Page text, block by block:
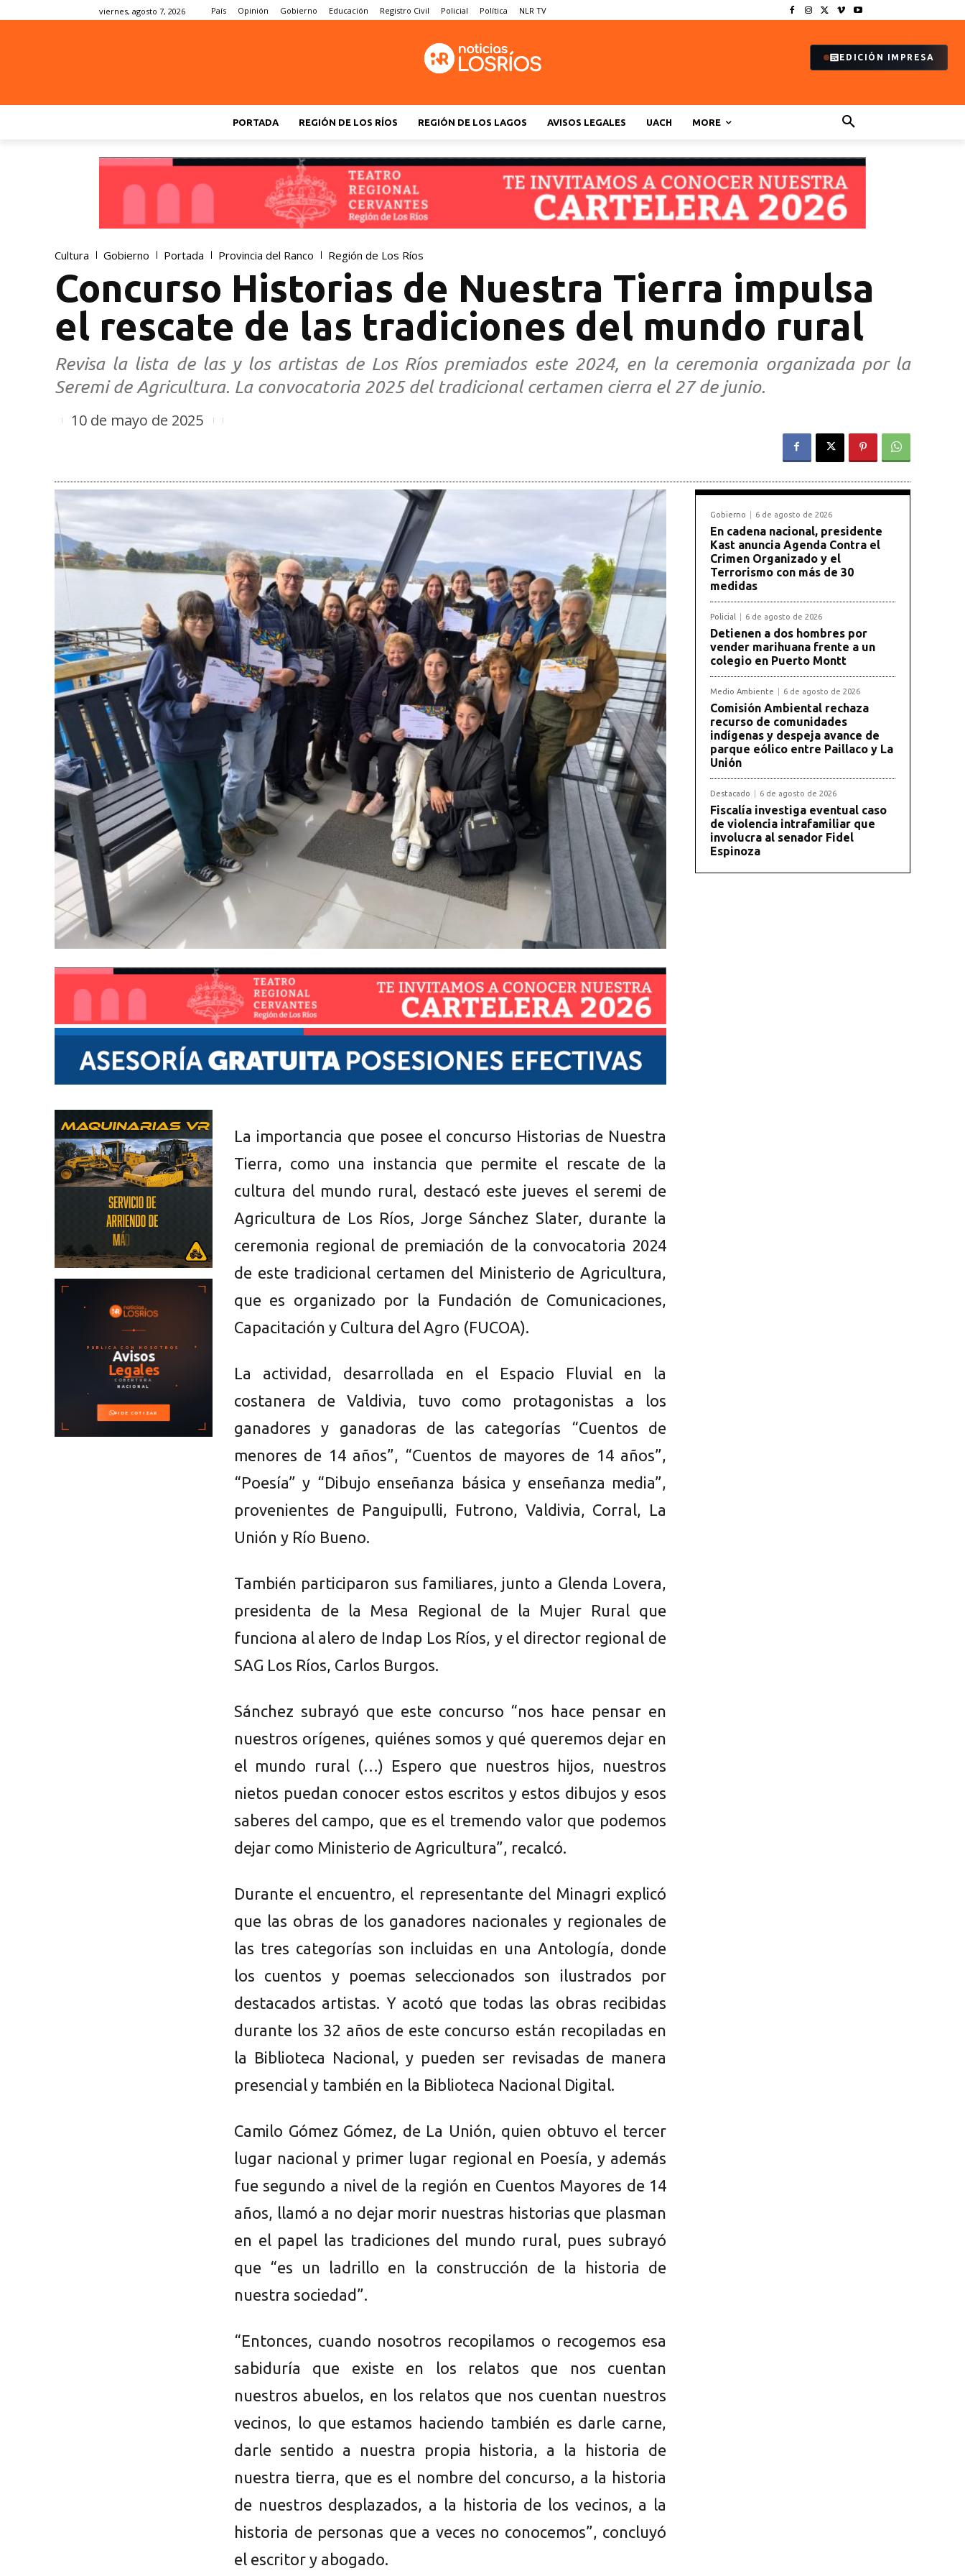
viernes, agosto 7, 2026 País Opinión Gobierno Educación Registro Civil Policial Política NLR TV
EDICIÓN IMPRESA
PORTADA REGIÓN DE LOS RÍOS REGIÓN DE LOS LAGOS AVISOS LEGALES UACH MORE
Cultura Gobierno Portada Provincia del Ranco Región de Los Ríos
Concurso Historias de Nuestra Tierra impulsa
el rescate de las tradiciones del mundo rural
Revisa la lista de las y los artistas de Los Ríos premiados este 2024, en la ceremonia organizada por la
Seremi de Agricultura. La convocatoria 2025 del tradicional certamen cierra el 27 de junio.
10 de mayo de 2025
La importancia que posee el concurso Historias de Nuestra
Tierra, como una instancia que permite el rescate de la
cultura del mundo rural, destacó este jueves el seremi de
Agricultura de Los Ríos, Jorge Sánchez Slater, durante la
ceremonia regional de premiación de la convocatoria 2024
de este tradicional certamen del Ministerio de Agricultura,
que es organizado por la Fundación de Comunicaciones,
Capacitación y Cultura del Agro (FUCOA).
La actividad, desarrollada en el Espacio Fluvial en la
costanera de Valdivia, tuvo como protagonistas a los
ganadores y ganadoras de las categorías “Cuentos de
menores de 14 años”, “Cuentos de mayores de 14 años”,
“Poesía” y “Dibujo enseñanza básica y enseñanza media”,
provenientes de Panguipulli, Futrono, Valdivia, Corral, La
Unión y Río Bueno.
También participaron sus familiares, junto a Glenda Lovera,
presidenta de la Mesa Regional de la Mujer Rural que
funciona al alero de Indap Los Ríos, y el director regional de
SAG Los Ríos, Carlos Burgos.
Sánchez subrayó que este concurso “nos hace pensar en
nuestros orígenes, quiénes somos y qué queremos dejar en
el mundo rural (…) Espero que nuestros hijos, nuestros
nietos puedan conocer estos escritos y estos dibujos y esos
saberes del campo, que es el tremendo valor que podemos
dejar como Ministerio de Agricultura”, recalcó.
Durante el encuentro, el representante del Minagri explicó
que las obras de los ganadores nacionales y regionales de
las tres categorías son incluidas en una Antología, donde
los cuentos y poemas seleccionados son ilustrados por
destacados artistas. Y acotó que todas las obras recibidas
durante los 32 años de este concurso están recopiladas en
la Biblioteca Nacional, y pueden ser revisadas de manera
presencial y también en la Biblioteca Nacional Digital.
Camilo Gómez Gómez, de La Unión, quien obtuvo el tercer
lugar nacional y primer lugar regional en Poesía, y además
fue segundo a nivel de la región en Cuentos Mayores de 14
años, llamó a no dejar morir nuestras historias que plasman
en el papel las tradiciones del mundo rural, pues subrayó
que “es un ladrillo en la construcción de la historia de
nuestra sociedad”.
“Entonces, cuando nosotros recopilamos o recogemos esa
sabiduría que existe en los relatos que nos cuentan
nuestros abuelos, en los relatos que nos cuentan nuestros
vecinos, lo que estamos haciendo también es darle carne,
darle sentido a nuestra propia historia, a la historia de
nuestra tierra, que es el nombre del concurso, a la historia
de nuestros desplazados, a la historia de los vecinos, a la
historia de personas que a veces no conocemos”, concluyó
el escritor y abogado.
Gobierno 6 de agosto de 2026
En cadena nacional, presidente
Kast anuncia Agenda Contra el
Crimen Organizado y el
Terrorismo con más de 30
medidas
Policial 6 de agosto de 2026
Detienen a dos hombres por
vender marihuana frente a un
colegio en Puerto Montt
Medio Ambiente 6 de agosto de 2026
Comisión Ambiental rechaza
recurso de comunidades
indígenas y despeja avance de
parque eólico entre Paillaco y La
Unión
Destacado 6 de agosto de 2026
Fiscalía investiga eventual caso
de violencia intrafamiliar que
involucra al senador Fidel
Espinoza